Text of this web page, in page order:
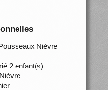
Nièvre
2 enfant(s)